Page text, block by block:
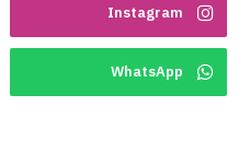
Instagram
WhatsApp